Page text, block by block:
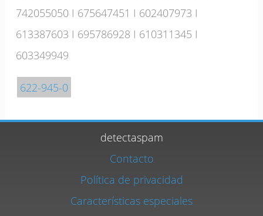
742055050 I 675647451 I 602407973 I
613387603 I 695786928 I 610311345 I
603349949
622-945-0
detectaspam
Contacto
Política de privacidad
Características especiales